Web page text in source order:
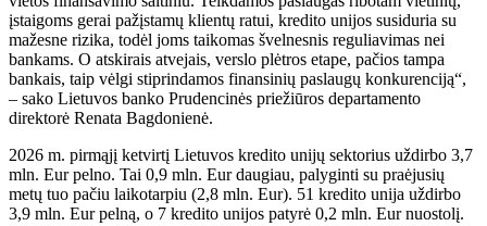
įstaigoms gerai pažįstamų klientų ratui, kredito unijos susiduria su
mažesne rizika, todėl joms taikomas švelnesnis reguliavimas nei
bankams. O atskirais atvejais, verslo plėtros etape, pačios tampa
bankais, taip vėlgi stiprindamos finansinių paslaugų konkurenciją“,
– sako Lietuvos banko Prudencinės priežiūros departamento
direktorė Renata Bagdonienė.
2026 m. pirmąjį ketvirtį Lietuvos kredito unijų sektorius uždirbo 3,7
mln. Eur pelno. Tai 0,9 mln. Eur daugiau, palyginti su praėjusių
metų tuo pačiu laikotarpiu (2,8 mln. Eur). 51 kredito unija uždirbo
3,9 mln. Eur pelną, o 7 kredito unijos patyrė 0,2 mln. Eur nuostolį.